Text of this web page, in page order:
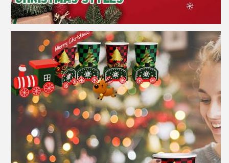
Zostaw wiadomość
Oddzwonimy wkrótce!